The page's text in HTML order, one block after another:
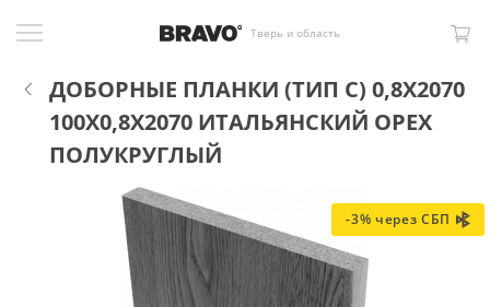
Тверь и область
ДОБОРНЫЕ ПЛАНКИ (ТИП С) 0,8Х2070
100X0,8X2070 ИТАЛЬЯНСКИЙ ОРЕХ
ПОЛУКРУГЛЫЙ
-3% через СБП